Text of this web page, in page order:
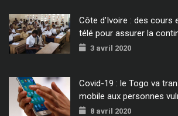
Côte d’Ivoire : des cours
télé pour assurer la
3 avril 2020
Covid-19 : le Togo va
mobile aux personnes
8 avril 2020